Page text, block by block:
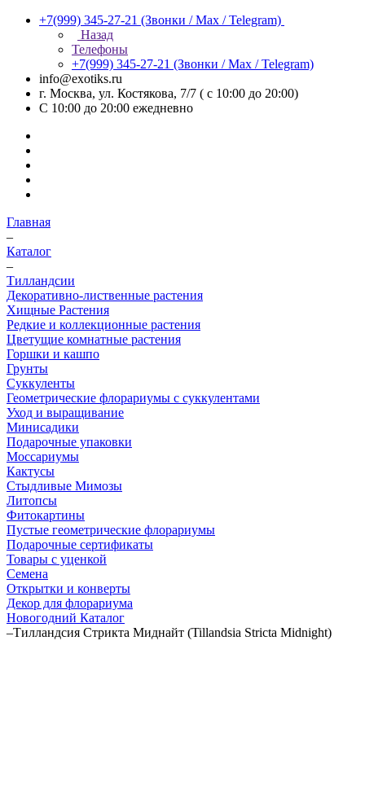
+7(999) 345-27-21 (Звонки / Max / Telegram)
Назад
Телефоны
+7(999) 345-27-21 (Звонки / Max / Telegram)
info@exotiks.ru
г. Москва, ул. Костякова, 7/7 ( с 10:00 до 20:00)
С 10:00 до 20:00 ежедневно
Главная
–
Каталог
–
Тилландсии
Декоративно-лиственные растения
Хищные Растения
Редкие и коллекционные растения
Цветущие комнатные растения
Горшки и кашпо
Грунты
Суккуленты
Геометрические флорариумы с суккулентами
Уход и выращивание
Минисадики
Подарочные упаковки
Моссариумы
Кактусы
Стыдливые Мимозы
Литопсы
Фитокартины
Пустые геометрические флорариумы
Подарочные сертификаты
Товары с уценкой
Семена
Открытки и конверты
Декор для флорариума
Новогодний Каталог
–Тилландсия Стрикта Миднайт (Tillandsia Stricta Midnight)